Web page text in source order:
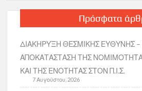
Πρόσφατα
ΔΙΑΚΗΡΥΞΗ ΘΕΣΜΙΚΗΣ ΕΥΘΥΝΗΣ –
ΑΠΟΚΑΤΑΣΤΑΣΗ ΤΗΣ
ΚΑΙ ΤΗΣ ΕΝΟΤΗΤΑΣ ΣΤΟΝ Π.Ι.Σ.
7 Αυγούστου, 2026